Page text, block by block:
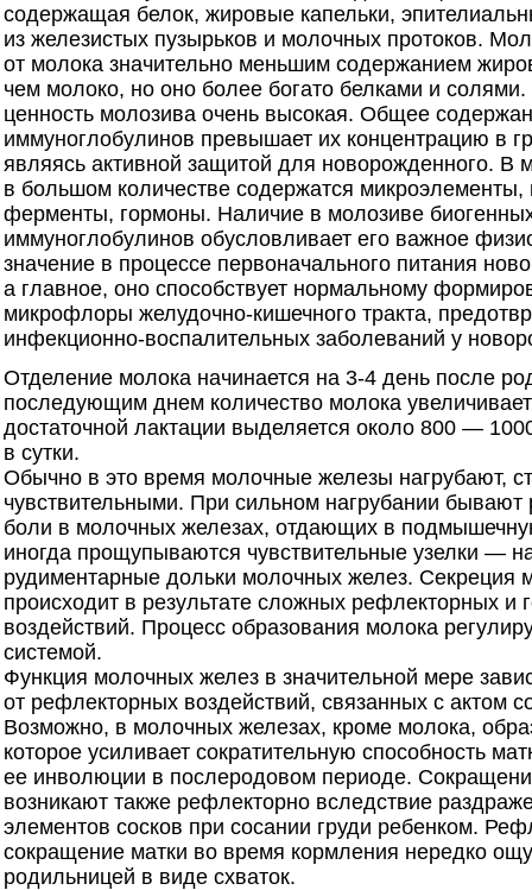
содержащая белок, жировые капельки,
из железистых пузырьков и молочных протоков.
от молока значительно меньшим содержанием
чем молоко, но оно более богато белками и солями.
ценность молозива очень высокая. Общее
иммуноглобулинов превышает их концентрацию в
являясь активной защитой для новорожденного. В
в большом количестве содержатся
ферменты, гормоны. Наличие в молозиве
иммуноглобулинов обусловливает его важное
значение в процессе первоначального питания
а главное, оно способствует нормальному
микрофлоры желудочно-кишечного тракта,
инфекционно-воспалительных заболеваний у
Отделение молока начинается на 3-4 день после
последующим днем количество молока
достаточной лактации выделяется около 800 —
в сутки.
Обычно в это время молочные железы нагрубают,
чувствительными. При сильном нагрубании
боли в молочных железах, отдающих в
иногда прощупываются чувствительные узелки —
рудиментарные дольки молочных желез. Секреция
происходит в результате сложных рефлекторных и
воздействий. Процесс образования молока
системой.
Функция молочных желез в значительной мере
от рефлекторных воздействий, связанных с актом
Возможно, в молочных железах, кроме молока,
которое усиливает сократительную способность
ее инволюции в послеродовом периоде.
возникают также рефлекторно вследствие
элементов сосков при сосании груди ребенком.
сокращение матки во время кормления нередко
родильницей в виде схваток.